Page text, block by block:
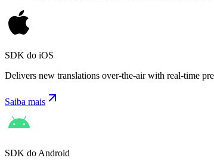
SDK do iOS
Delivers new translations over-the-air with real-time
Saiba mais
SDK do Android